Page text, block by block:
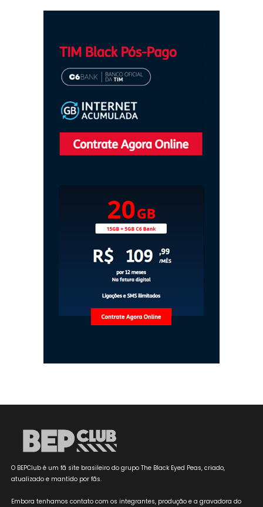
O BEPClub é um fã site brasileiro do grupo The Black Eyed Peas, criado,
atualizado e mantido por fãs.
Embora tenhamos contato com os integrantes, produção e a gravadora do